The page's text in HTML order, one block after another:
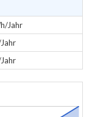
Jahr